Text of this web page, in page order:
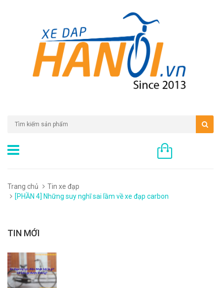
Trang chủ
Tin xe đạp
[PHẦN 4] Những suy nghĩ sai lầm về xe đạp carbon
TIN MỚI